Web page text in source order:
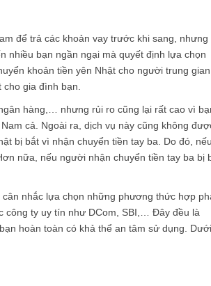
để trả các khoản vay trước khi sang, nhưng
nhiều bạn ngần ngại mà quyết định lựa chọn
khoản tiền yên Nhật cho người trung
gia đình bạn.
hàng,… nhưng rủi ro cũng lại rất cao vì
cả. Ngoài ra, dịch vụ này cũng không
bị bắt vì nhận chuyển tiền tay ba. Do đó,
nữa, nếu người nhận chuyển tiền tay ba bị
nhắc lựa chọn những phương thức hợp
công ty uy tín như DCom, SBI,… Đây đều là
hoàn toàn có khả thể an tâm sử dụng. Dưới